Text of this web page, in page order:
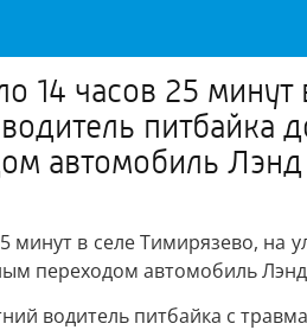
14 часов 25
питбайка
автомобиль Лэнд
минут в селе Тимирязево,
переходом автомобиль
водитель питбайка с